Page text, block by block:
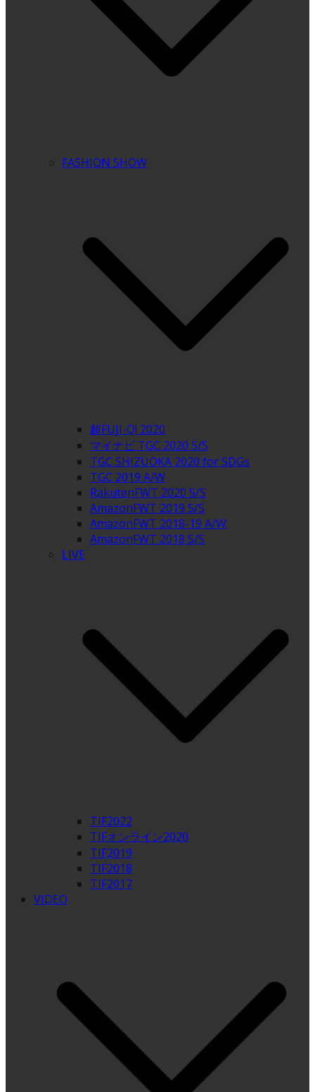
FASHION SHOW
超FUJI-Q! 2020
マイナビ TGC 2020 S/S
TGC SHIZUOKA 2020 for SDGs
TGC 2019 A/W
RakutenFWT 2020 S/S
AmazonFWT 2019 S/S
AmazonFWT 2018-19 A/W
AmazonFWT 2018 S/S
LIVE
TIF2022
TIFオンライン2020
TIF2019
TIF2018
TIF2017
VIDEO